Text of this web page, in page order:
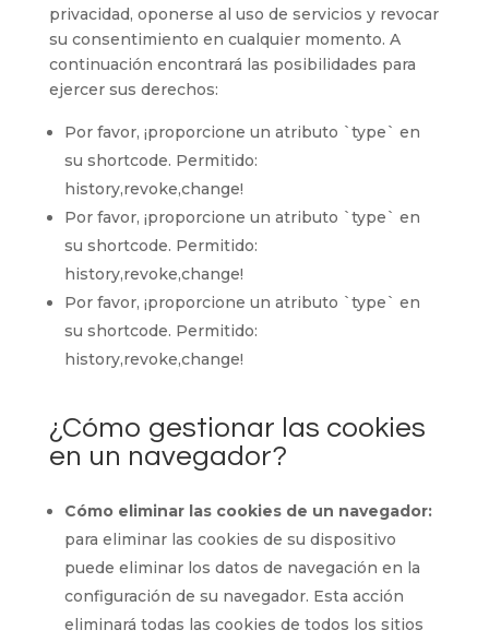
privacidad, oponerse al uso de servicios y revocar
su consentimiento en cualquier momento. A
continuación encontrará las posibilidades para
ejercer sus derechos:
Por favor, ¡proporcione un atributo `type` en
su shortcode. Permitido:
history,revoke,change!
Por favor, ¡proporcione un atributo `type` en
su shortcode. Permitido:
history,revoke,change!
Por favor, ¡proporcione un atributo `type` en
su shortcode. Permitido:
history,revoke,change!
¿Cómo gestionar las cookies
en un navegador?
Cómo eliminar las cookies de un navegador:
para eliminar las cookies de su dispositivo
puede eliminar los datos de navegación en la
configuración de su navegador. Esta acción
eliminará todas las cookies de todos los sitios